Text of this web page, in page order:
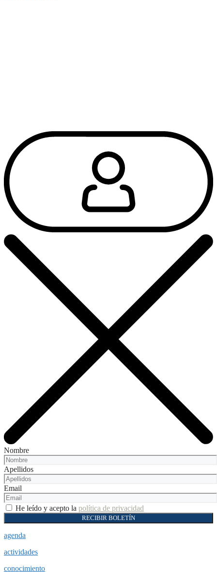
Nombre
Apellidos
Email
He leído y acepto la política de privacidad
RECIBIR BOLETÍN
agenda
actividades
conocimiento